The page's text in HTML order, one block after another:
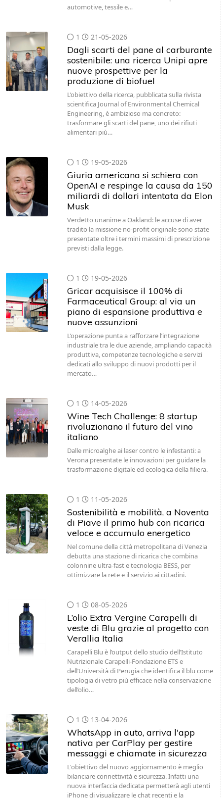
automotive, tessile e…
1 21-05-2026
Dagli scarti del pane al carburante
sostenibile: una ricerca Unipi apre
nuove prospettive per la
produzione di biofuel
L’obiettivo della ricerca, pubblicata sulla rivista
scientifica Journal of Environmental Chemical
Engineering, è ambizioso ma concreto:
trasformare gli scarti del pane, uno dei rifiuti
alimentari più…
1 19-05-2026
Giuria americana si schiera con
OpenAI e respinge la causa da 150
miliardi di dollari intentata da Elon
Musk
Verdetto unanime a Oakland: le accuse di aver
tradito la missione no-profit originale sono state
presentate oltre i termini massimi di prescrizione
previsti dalla legge.
1 19-05-2026
Gricar acquisisce il 100% di
Farmaceutical Group: al via un
piano di espansione produttiva e
nuove assunzioni
L’operazione punta a rafforzare l’integrazione
industriale tra le due aziende, ampliando capacità
produttiva, competenze tecnologiche e servizi
dedicati allo sviluppo di nuovi prodotti per il
mercato…
1 14-05-2026
Wine Tech Challenge: 8 startup
rivoluzionano il futuro del vino
italiano
Dalle microalghe ai laser contro le infestanti: a
Verona presentate le innovazioni per guidare la
trasformazione digitale ed ecologica della filiera.
1 11-05-2026
Sostenibilità e mobilità, a Noventa
di Piave il primo hub con ricarica
veloce e accumulo energetico
Nel comune della città metropolitana di Venezia
debutta una stazione di ricarica che combina
colonnine ultra-fast e tecnologia BESS, per
ottimizzare la rete e il servizio ai cittadini.
1 08-05-2026
L’olio Extra Vergine Carapelli di
veste di Blu grazie al progetto con
Verallia Italia
Carapelli Blu è l’output dello studio dell’Istituto
Nutrizionale Carapelli-Fondazione ETS e
dell’Università di Perugia che identifica il blu come
tipologia di vetro più efficace nella conservazione
dell’olio…
1 13-04-2026
WhatsApp in auto, arriva l'app
nativa per CarPlay per gestire
messaggi e chiamate in sicurezza
L'obiettivo del nuovo aggiornamento è meglio
bilanciare connettività e sicurezza. Infatti una
nuova interfaccia dedicata permetterà agli utenti
iPhone di visualizzare le chat recenti e la